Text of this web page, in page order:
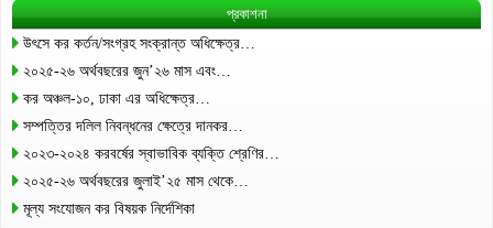
প্রকাশনা
উৎসে কর কর্তন/সংগ্রহ সংক্রান্ত অধিক্ষেত্র…
২০২৫-২৬ অর্থবছরের জুন’২৬ মাস এবং…
কর অঞ্চল-১০, ঢাকা এর অধিক্ষেত্র…
সম্পত্তির দলিল নিবন্ধনের ক্ষেত্রে দানকর…
২০২৩-২০২৪ করবর্ষের স্বাভাবিক ব্যক্তি শ্রেণির…
২০২৫-২৬ অর্থবছরের জুলাই’২৫ মাস থেকে…
মূল্য সংযোজন কর বিষয়ক নির্দেশিকা